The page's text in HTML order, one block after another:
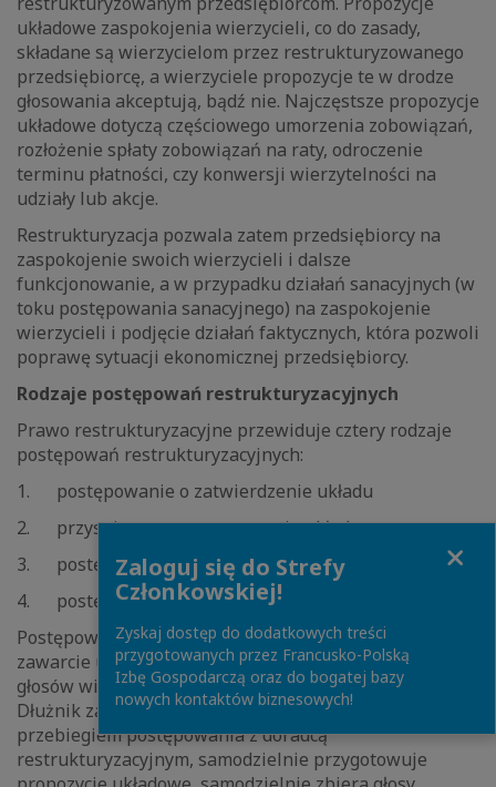
układowe zaspokojenia wierzycieli, co do zasady,
składane są wierzycielom przez restrukturyzowanego
przedsiębiorcę, a wierzyciele propozycje te w drodze
głosowania akceptują, bądź nie. Najczęstsze propozycje
układowe dotyczą częściowego umorzenia zobowiązań,
rozłożenie spłaty zobowiązań na raty, odroczenie
terminu płatności, czy konwersji wierzytelności na
udziały lub akcje.
Restrukturyzacja pozwala zatem przedsiębiorcy na
zaspokojenie swoich wierzycieli i dalsze
funkcjonowanie, a w przypadku działań sanacyjnych (w
toku postępowania sanacyjnego) na zaspokojenie
wierzycieli i podjęcie działań faktycznych, która pozwoli
poprawę sytuacji ekonomicznej przedsiębiorcy.
Rodzaje postępowań restrukturyzacyjnych
Prawo restrukturyzacyjne przewiduje cztery rodzaje
postępowań restrukturyzacyjnych:
1. postępowanie o zatwierdzenie układu
2. przyspieszone postępowanie układowe
3. postępowanie układowe
4. postępowanie sanacyjne
Postępowanie o zatwierdzenie układu umożliwia
zawarcie układu w wyniku samodzielnego zbierania
głosów wierzycieli przez dłużnika bez udziału sądu.
Dłużnik zawiera umowę o sprawowanie nadzoru nad
przebiegiem postępowania z doradcą
restrukturyzacyjnym, samodzielnie przygotowuje
Zaloguj się do Strefy
Członkowskiej!
Zyskaj dostęp do dodatkowych treści
przygotowanych przez Francusko-Polską
Izbę Gospodarczą oraz do bogatej bazy
nowych kontaktów biznesowych!